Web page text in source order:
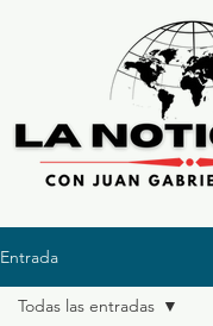
Entrada
Todas las entradas